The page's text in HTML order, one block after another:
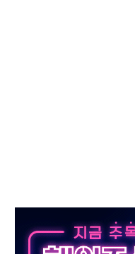
우롱 기괴" vs 與 "송구한
어린이 과학연극 2편 수상
러스, AI 홈네트워크 구현 첫발
저온 난방기술 개발한다
2개 법 대표 발의
든 건 이 정권…신생아 특례 대